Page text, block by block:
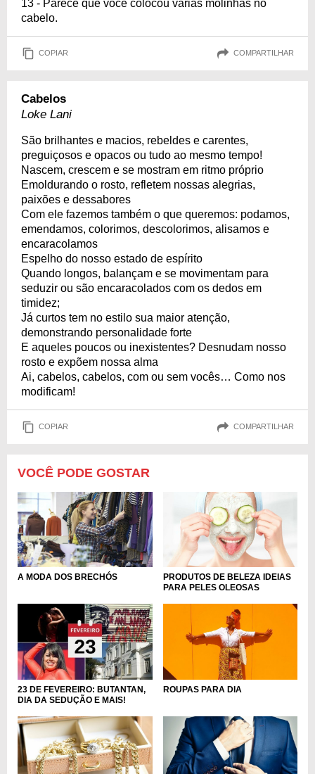
13 - Parece que você colocou várias molinhas no
cabelo.
COPIAR COMPARTILHAR
Cabelos
Loke Lani
São brilhantes e macios, rebeldes e carentes,
preguiçosos e opacos ou tudo ao mesmo tempo!
Nascem, crescem e se mostram em ritmo próprio
Emoldurando o rosto, refletem nossas alegrias,
paixões e dessabores
Com ele fazemos também o que queremos: podamos,
emendamos, colorimos, descolorimos, alisamos e
encaracolamos
Espelho do nosso estado de espírito
Quando longos, balançam e se movimentam para
seduzir ou são encaracolados com os dedos em
timidez;
Já curtos tem no estilo sua maior atenção,
demonstrando personalidade forte
E aqueles poucos ou inexistentes? Desnudam nosso
rosto e expõem nossa alma
Ai, cabelos, cabelos, com ou sem vocês… Como nos
modificam!
COPIAR COMPARTILHAR
VOCÊ PODE GOSTAR
A MODA DOS BRECHÓS
PRODUTOS DE BELEZA IDEIAS
PARA PELES OLEOSAS
23 DE FEVEREIRO: BUTANTAN,
DIA DA SEDUÇÃO E MAIS!
ROUPAS PARA DIA